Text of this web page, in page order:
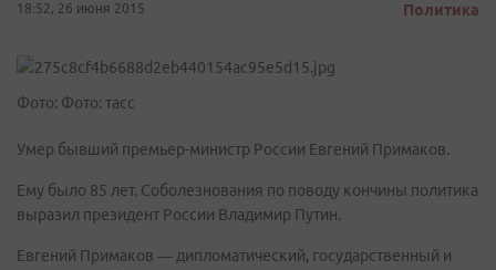
18:52, 26 июня 2015 Политика
Фото: Фото: тасс
Умер бывший премьер-министр России Евгений Примаков.
Ему было 85 лет. Соболезнования по поводу кончины политика
выразил президент России Владимир Путин.
Евгений Примаков — дипломатический, государственный и